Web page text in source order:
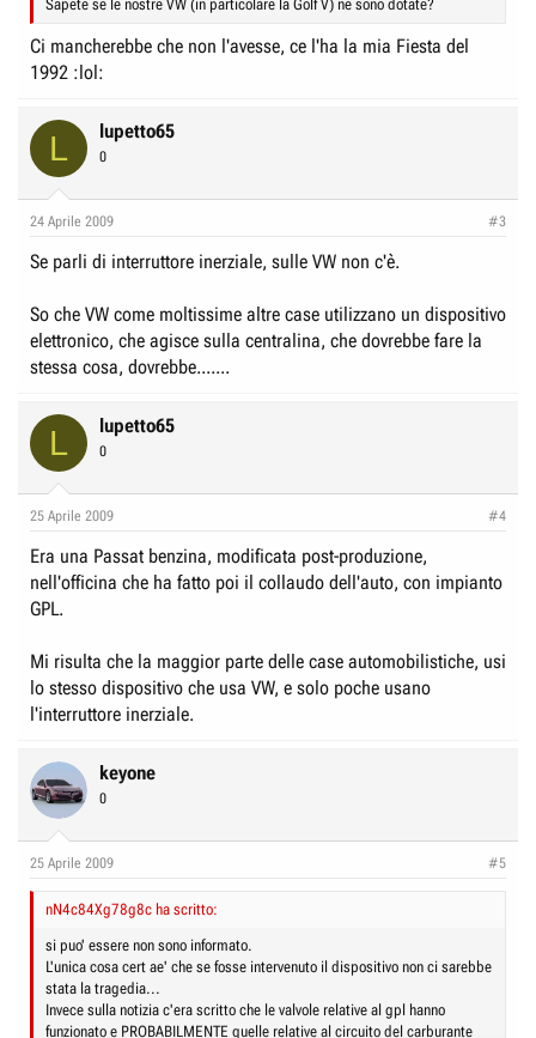
Sapete se le nostre VW (in particolare la Golf V) ne sono dotate?
Ci mancherebbe che non l'avesse, ce l'ha la mia Fiesta del
1992 :lol:
L lupetto65
0
24 Aprile 2009 #3
Se parli di interruttore inerziale, sulle VW non c'è.
So che VW come moltissime altre case utilizzano un dispositivo
elettronico, che agisce sulla centralina, che dovrebbe fare la
stessa cosa, dovrebbe.......
L lupetto65
0
25 Aprile 2009 #4
Era una Passat benzina, modificata post-produzione,
nell'officina che ha fatto poi il collaudo dell'auto, con impianto
GPL.
Mi risulta che la maggior parte delle case automobilistiche, usi
lo stesso dispositivo che usa VW, e solo poche usano
l'interruttore inerziale.
keyone
0
25 Aprile 2009 #5
nN4c84Xg78g8c ha scritto:
si puo' essere non sono informato.
L'unica cosa cert ae' che se fosse intervenuto il dispositivo non ci sarebbe
stata la tragedia...
Invece sulla notizia c'era scritto che le valvole relative al gpl hanno
funzionato e PROBABILMENTE quelle relative al circuito del carburante